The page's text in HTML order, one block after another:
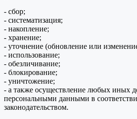
- сбор;
- систематизация;
- накопление;
- хранение;
- уточнение (обновление или
- использование;
- обезличивание;
- блокирование;
- уничтожение;
- а также осуществление любых иных
персональными данными в
законодательством.